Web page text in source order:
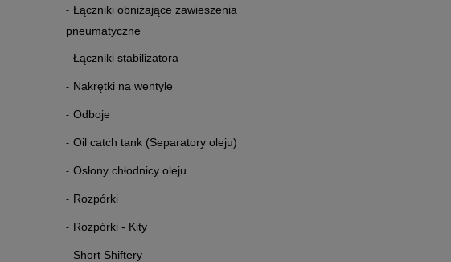
Łączniki obniżające zawieszenia
pneumatyczne
Łączniki stabilizatora
Nakrętki na wentyle
Odboje
Oil catch tank (Separatory oleju)
Osłony chłodnicy oleju
Rozpórki
Rozpórki - Kity
Short Shiftery